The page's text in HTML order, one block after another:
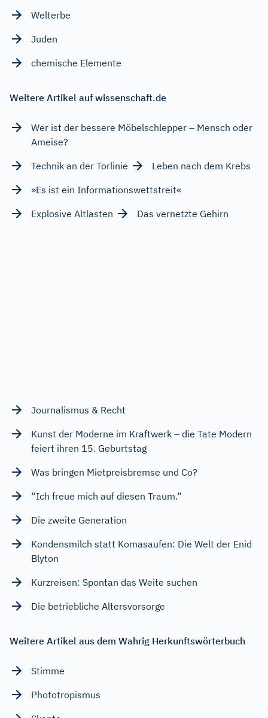
Welterbe
Juden
chemische Elemente
Weitere Artikel auf wissenschaft.de
Wer ist der bessere Möbelschlepper – Mensch oder
Ameise?
Technik an der Torlinie
Leben nach dem Krebs
»Es ist ein Informationswettstreit«
Explosive Altlasten
Das vernetzte Gehirn
Journalismus & Recht
Kunst der Moderne im Kraftwerk – die Tate Modern
feiert ihren 15. Geburtstag
Was bringen Mietpreisbremse und Co?
“Ich freue mich auf diesen Traum.“
Die zweite Generation
Kondensmilch statt Komasaufen: Die Welt der Enid
Blyton
Kurzreisen: Spontan das Weite suchen
Die betriebliche Altersvorsorge
Weitere Artikel aus dem Wahrig Herkunftswörterbuch
Stimme
Phototropismus